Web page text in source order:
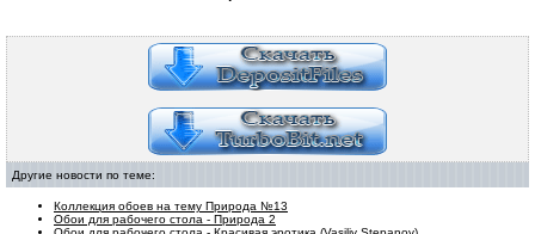
Другие новости по теме:
Коллекция обоев на тему Природа №13
Обои для рабочего стола - Природа 2